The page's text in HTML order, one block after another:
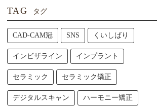
TAG タグ
CAD-CAM冠 SNS くいしばり
インビザライン インプラント
セラミック セラミック矯正
デジタルスキャン ハーモニー矯正